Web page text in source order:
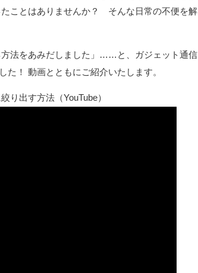
ことはありませんか？ そんな日常の不便を解
方法をあみだしました」……と、ガジェット通信
！ 動画とともにご紹介いたします。
り出す方法（YouTube）